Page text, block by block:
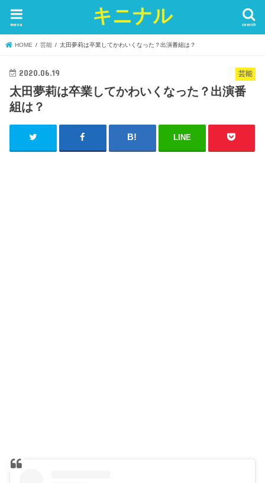
キニナル search
menu
HOME 芸能 太田夢莉は卒業してかわいくなった？出演番組は？
芸能
2020.06.19
太田夢莉は卒業してかわいくなった？出演番
組は？
LINE